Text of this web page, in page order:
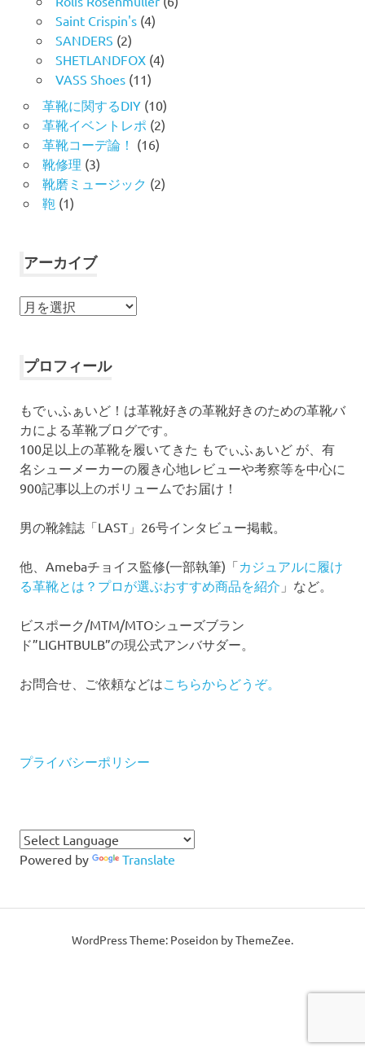
Saint Crispin's(4)
SANDERS (2)
SHETLANDFOX(4)
VASS Shoes(11)
革靴に関するDIY(10)
革靴イベントレポ (2)
革靴コーデ論！ (16)
靴修理 (3)
靴磨ミュージック (2)
鞄 (1)
アーカイブ
ア
イ
プロフィール
もでぃふぁいど！は革靴好きの革靴好きのための革靴バ
カによる革靴ブログです。
100足以上の革靴を履いてきた もでぃふぁいど が、有
名シューメーカーの履き心地レビューや考察等を中心に
900記事以上のボリュームでお届け！
男の靴雑誌「LAST」26号インタビュー掲載。
他、Amebaチョイス監修(一部執筆)「カジュアルに履け
る革靴とは？プロが選ぶおすすめ商品を紹介 」など。
ビスポーク/MTM/MTOシューズブラン
ド”LIGHTBULB”の現公式アンバサダー。
お問合せ、ご依頼などは こちらからどうぞ。
プライバシーポリシー
Powered by Translate
WordPress Theme: Poseidon by ThemeZee.